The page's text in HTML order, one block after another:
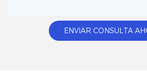
ENVIAR CONSULTA